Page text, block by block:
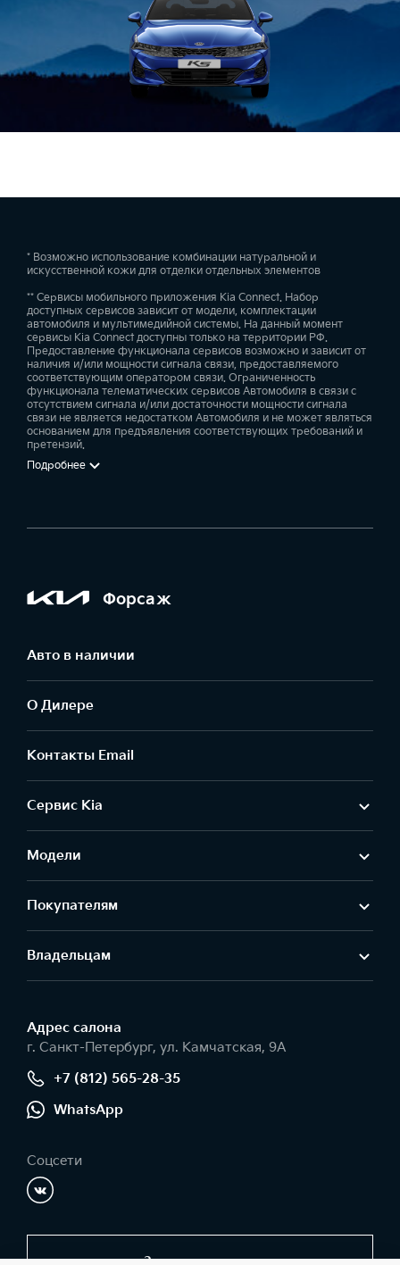
* Возможно использование комбинации натуральной и
искусственной кожи для отделки отдельных элементов
** Сервисы мобильного приложения Kia Connect. Набор
доступных сервисов зависит от модели, комплектации
автомобиля и мультимедийной системы. На данный момент
сервисы Kia Connect доступны только на территории РФ.
Предоставление функционала сервисов возможно и зависит от
наличия и/или мощности сигнала связи, предоставляемого
соответствующим оператором связи. Ограниченность
функционала телематических сервисов Автомобиля в связи с
отсутствием сигнала и/или достаточности мощности сигнала
связи не является недостатком Автомобиля и не может являться
основанием для предъявления соответствующих требований и
претензий.
Подробнее
Форсаж
Авто в наличии
О Дилере
Контакты Email
Сервис Kia
Модели
Покупателям
Владельцам
Адрес салонa
г. Санкт-Петербург, ул. Камчатская, 9А
+7 (812) 565-28-35
WhatsApp
Соцсети
Заказать звонок